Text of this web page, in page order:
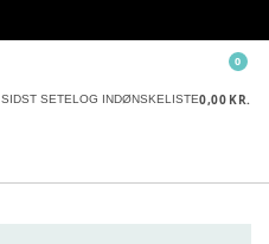
SIDST SETELOG INDØNSKELISTE0,00 KR.
0